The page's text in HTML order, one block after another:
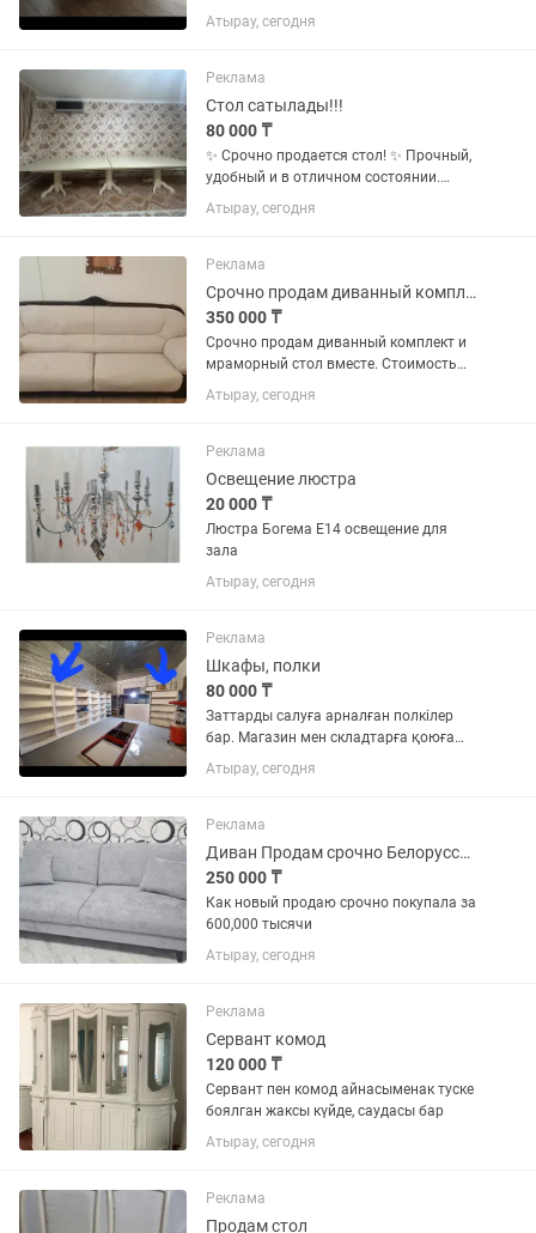
12шт ИКЕА. В хорошем состоянии.
Атырау, сегодня
Реклама
Стол сатылады!!!
80 000 ₸
✨ Срочно продается стол! ✨ Прочный,
удобный и в отличном состоянии.
Подойдет для дома. Аккуратный
внешний вид, без серьезных
Надежный и устойчивый ✅ Готов к...
Атырау, сегодня
Реклама
Срочно продам диванный комплект и мраморный стол
350 000 ₸
Срочно продам диванный комплект и
мраморный стол вместе. Стоимость
350.000тг имеется торг реальному
клиенту отдам за 300.000тг!!!!!
Атырау, сегодня
Реклама
Освещение люстра
20 000 ₸
Люстра Богема Е14 освещение для
зала
Атырау, сегодня
Реклама
Шкафы, полки
80 000 ₸
Заттарды салуға арналған полкілер
бар. Магазин мен складтарға қоюға
болады.
Атырау, сегодня
Реклама
Диван Продам срочно Белорусская
250 000 ₸
Как новый продаю срочно покупала за
600,000 тысячи
Атырау, сегодня
Реклама
Сервант комод
120 000 ₸
Сервант пен комод айнасыменак туске
боялган жаксы күйде, саудасы бар
Атырау, сегодня
Реклама
Продам стол